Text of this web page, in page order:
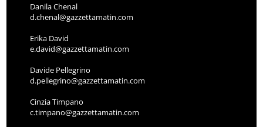
Danila Chenal
d.chenal@gazzettamatin.com
Erika David
e.david@gazzettamatin.com
Davide Pellegrino
d.pellegrino@gazzettamatin.com
Cinzia Timpano
c.timpano@gazzettamatin.com